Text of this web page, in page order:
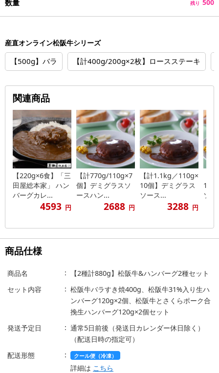
数量 残り 500
産直オンライン松阪牛シリーズ
【500g】バラ 【計400g/200g×2枚】ロースステーキ
関連商品
【220g×6食】「三
田屋総本家」 ハン
バーグカレ...
4593 円
【計770g/110g×7
個】デミグラスソ
ースハン...
2688 円
【計1.1kg／110g×
10個】デミグラス
ソース...
3288 円
14
ソ
商品仕様
商品名
【2種計880g】松阪牛&ハンバーグ2種セット
セット内容
松阪牛バラすき焼400g、松阪牛31%入り生ハ
ンバーグ120g×2個、松阪牛とさくらポーク合
挽生ハンバーグ120g×2個セット
発送予定日
通常5日前後（発送日カレンダー休日除く）
（配送日時の指定可）
配送形態
クール便（冷凍）
詳細は こちら